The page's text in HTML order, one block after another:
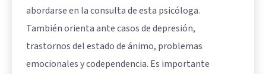
abordarse en la consulta de esta psicóloga.
También orienta ante casos de depresión,
trastornos del estado de ánimo, problemas
emocionales y codependencia. Es importante